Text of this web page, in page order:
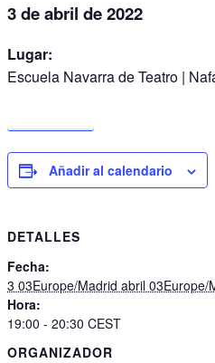
3 de abril de 2022
Lugar:
Escuela Navarra de Teatro |
Añadir al calendario
DETALLES
Fecha:
3 03Europe/Madrid abril 03Europe/
Hora:
19:00 - 20:30 CEST
ORGANIZADOR